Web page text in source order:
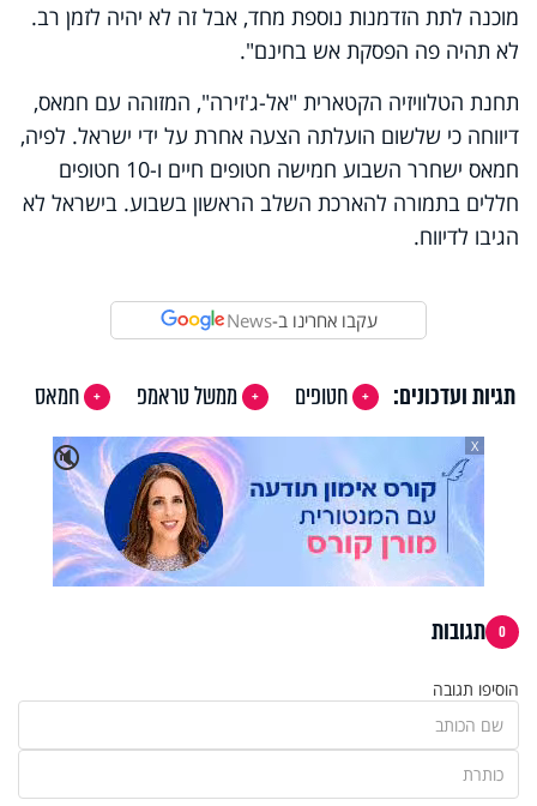
מוכנה לתת הזדמנות נוספת מחד, אבל זה לא יהיה לזמן רב.
לא תהיה פה הפסקת אש בחינם".
תחנת הטלוויזיה הקטארית "אל-ג'זירה", המזוהה עם חמאס,
דיווחה כי שלשום הועלתה הצעה אחרת על ידי ישראל. לפיה,
חמאס ישחרר השבוע חמישה חטופים חיים ו-10 חטופים
חללים בתמורה להארכת השלב הראשון בשבוע. בישראל לא
הגיבו לדיווח.
עקבו אחרינו ב-News
תגיות ועדכונים: חטופים ממשל טראמפ
חמאס
🔇
X
0 תגובות
הוסיפו תגובה